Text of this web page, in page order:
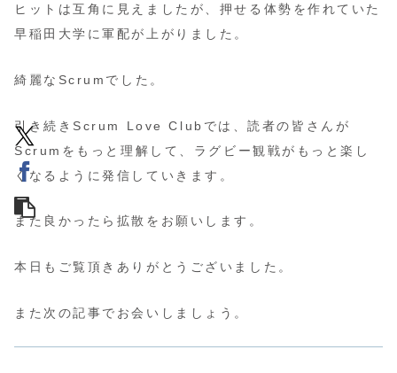
ヒットは互角に見えましたが、押せる体勢を作れていた
早稲田大学に軍配が上がりました。
綺麗なScrumでした。
引き続きScrum Love Clubでは、読者の皆さんが
Scrumをもっと理解して、ラグビー観戦がもっと楽し
くなるように発信していきます。
また良かったら拡散をお願いします。
本日もご覧頂きありがとうございました。
また次の記事でお会いしましょう。